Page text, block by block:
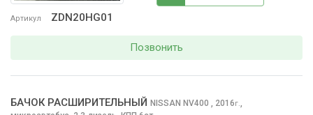
Артикул ZDN20HG01
Позвонить
БАЧОК РАСШИРИТЕЛЬНЫЙ NISSAN NV400 , 2016г.,